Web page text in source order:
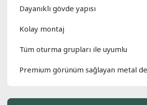
Dayanıklı gövde yapısı
Kolay montaj
Tüm oturma grupları ile uyumlu
Premium görünüm sağlayan metal